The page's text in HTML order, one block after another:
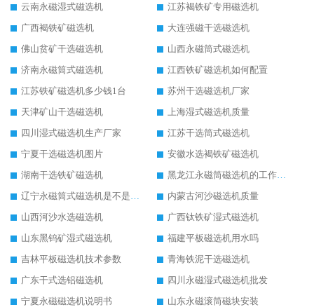
云南永磁湿式磁选机
江苏褐铁矿专用磁选机
广西褐铁矿磁选机
大连强磁干选磁选机
佛山贫矿干选磁选机
山西永磁筒式磁选机
济南永磁筒式磁选机
江西铁矿磁选机如何配置
江苏铁矿磁选机多少钱1台
苏州干选磁选机厂家
天津矿山干选磁选机
上海湿式磁选机质量
四川湿式磁选机生产厂家
江苏干选筒式磁选机
宁夏干选磁选机图片
安徽水选褐铁矿磁选机
湖南干选铁矿磁选机
内蒙古河沙磁选机质量
山西河沙水选磁选机
广西钛铁矿湿式磁选机
山东黑钨矿湿式磁选机
福建平板磁选机用水吗
吉林平板磁选机技术参数
青海铁泥干选磁选机
广东干式选铝磁选机
四川永磁湿式磁选机批发
宁夏永磁磁选机说明书
山东永磁滚筒磁块安装